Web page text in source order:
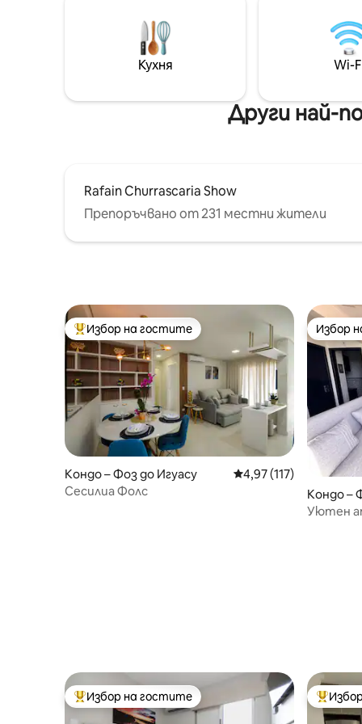
няколко метра от търговския
център Catuai, на 7 минути от
центъра на града и на по-малко от 10
минути от основните
Игуасу (наред с другото – летище,
водопади). Гараж за максимум
гурме
🏊‍♂️
отдих
на
Кухня Wi-
Други най-
Rafain Churrascaria Show
Препоръчвано от 231 местни жители
Най-популярен избор на гостите
Избор на гостите
Кондо – Фоз до Игуасу Средна оценка: 4,97
4,97 (117)
Сесилиа Фолс
Избор
Избор
Кондо –
Уютен
Най-популярен избор на гостите
Избор на гостите Най-